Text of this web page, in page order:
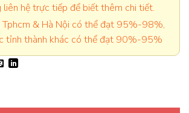
liên hệ trực tiếp để biết thêm chi tiết.
Tphcm & Hà Nội có thể đạt 95%-98%,
tỉnh thành khác có thể đạt 90%-95%